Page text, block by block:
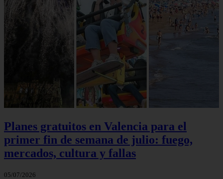
Planes gratuitos en Valencia para el
primer fin de semana de julio: fuego,
mercados, cultura y fallas
05/07/2026